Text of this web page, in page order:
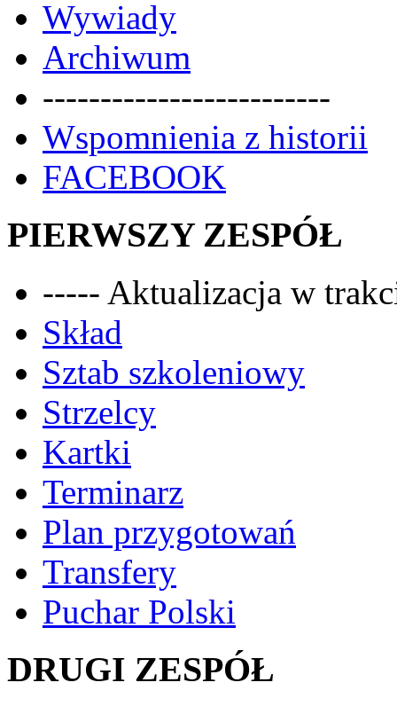
Wywiady
Archiwum
-------------------------
Wspomnienia z historii
FACEBOOK
PIERWSZY ZESPÓŁ
----- Aktualizacja w
Skład
Sztab szkoleniowy
Strzelcy
Kartki
Terminarz
Plan przygotowań
Transfery
Puchar Polski
DRUGI ZESPÓŁ